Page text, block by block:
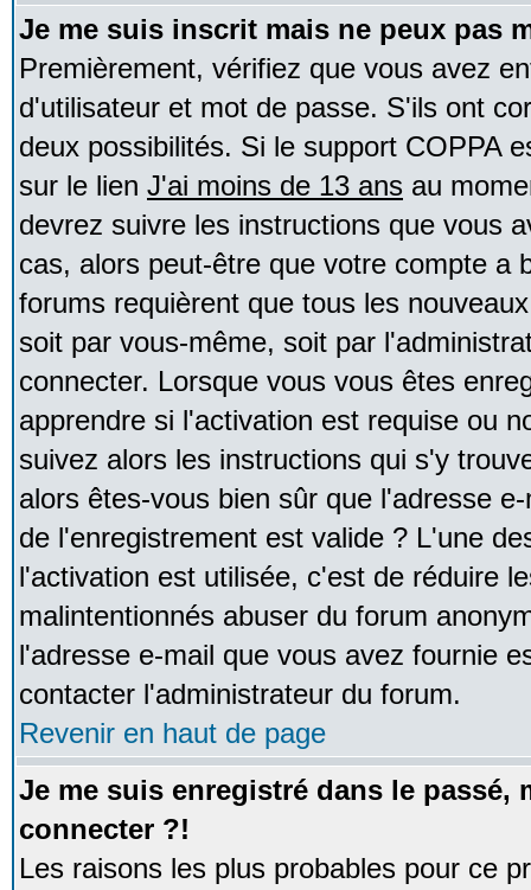
Je me suis inscrit mais ne peux pas
Premièrement, vérifiez que vous avez
d'utilisateur et mot de passe. S'ils ont
deux possibilités. Si le support COPPA
sur le lien J'ai moins de 13 ans au
devrez suivre les instructions que vous
cas, alors peut-être que votre compte a
forums requièrent que tous les
soit par vous-même, soit par
connecter. Lorsque vous vous êtes
apprendre si l'activation est requise ou
suivez alors les instructions qui s'y
alors êtes-vous bien sûr que l'adresse
de l'enregistrement est valide ? L'une
l'activation est utilisée, c'est de réduire
malintentionnés abuser du forum
l'adresse e-mail que vous avez fournie
contacter l'administrateur du forum.
Revenir en haut de page
Je me suis enregistré dans le passé,
connecter ?!
Les raisons les plus probables pour ce